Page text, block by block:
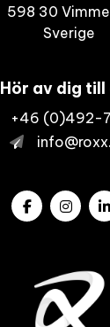
598 30
Sverige
Hör av dig till
+46 (0)492-